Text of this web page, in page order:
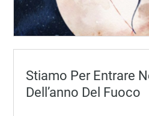
Stiamo Per Entrare
Dell’anno Del Fuoco